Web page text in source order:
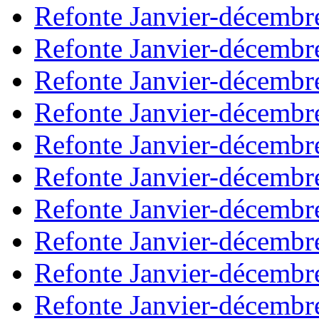
Refonte Janvier-
Refonte Janvier-
Refonte Janvier-
Refonte Janvier-
Refonte Janvier-
Refonte Janvier-
Refonte Janvier-
Refonte Janvier-
Refonte Janvier-
Refonte Janvier-